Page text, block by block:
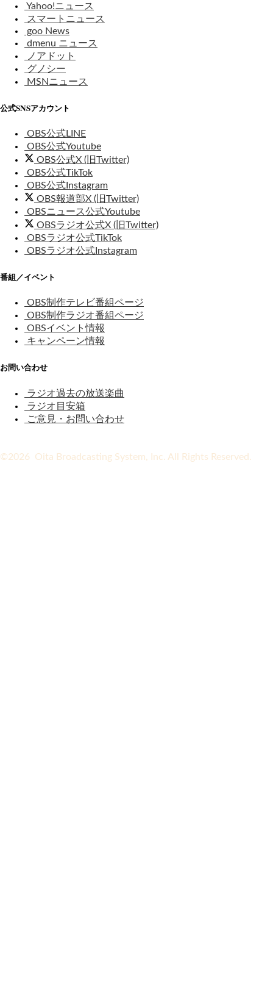
Yahoo!ニュース
スマートニュース
goo News
dmenu ニュース
ノアドット
グノシー
MSNニュース
公式SNSアカウント
OBS公式LINE
OBS公式Youtube
OBS公式X (旧Twitter)
OBS公式TikTok
OBS公式Instagram
OBS報道部X (旧Twitter)
OBSニュース公式Youtube
OBSラジオ公式X (旧Twitter)
OBSラジオ公式TikTok
OBSラジオ公式Instagram
番組／イベント
OBS制作テレビ番組ページ
OBS制作ラジオ番組ページ
OBSイベント情報
キャンペーン情報
お問い合わせ
ラジオ過去の放送楽曲
ラジオ目安箱
ご意見・お問い合わせ
©2026 Oita Broadcasting System, Inc. All Rights Reserved.